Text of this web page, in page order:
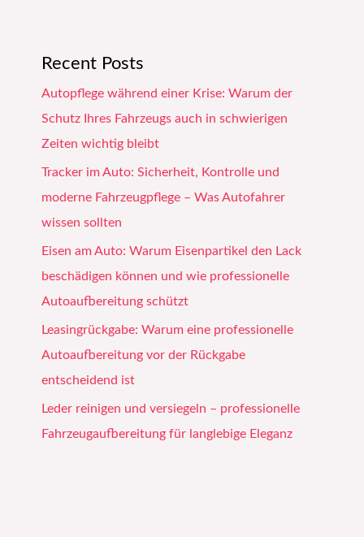
Recent Posts
Autopflege während einer Krise: Warum der
Schutz Ihres Fahrzeugs auch in schwierigen
Zeiten wichtig bleibt
Tracker im Auto: Sicherheit, Kontrolle und
moderne Fahrzeugpflege – Was Autofahrer
wissen sollten
Eisen am Auto: Warum Eisenpartikel den Lack
beschädigen können und wie professionelle
Autoaufbereitung schützt
Leasingrückgabe: Warum eine professionelle
Autoaufbereitung vor der Rückgabe
entscheidend ist
Leder reinigen und versiegeln – professionelle
Fahrzeugaufbereitung für langlebige Eleganz